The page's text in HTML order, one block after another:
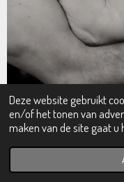
Deze website gebruikt
en/of het tonen van
maken van de site gaat u